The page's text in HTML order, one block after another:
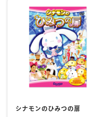
シナモンのひみつの扉